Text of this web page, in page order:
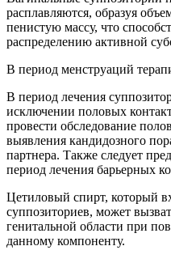
расплавляются, образуя
пенистую массу, что
распределению активной
В период менструаций
В период лечения
исключении половых
провести обследование
выявления кандидозного
партнера. Также следует
период лечения барьерных
Цетиловый спирт, который
суппозиториев, может
генитальной области при
данному компоненту.